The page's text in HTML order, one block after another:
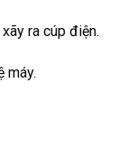
ra cúp điện.
máy.